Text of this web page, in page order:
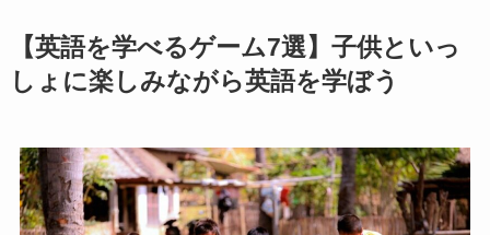
【英語を学べるゲーム7選】子供といっ
しょに楽しみながら英語を学ぼう